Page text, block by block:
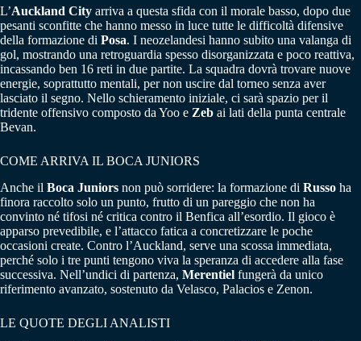
L’Auckland City arriva a questa sfida con il morale basso, dopo due
pesanti sconfitte che hanno messo in luce tutte le difficoltà difensive
della formazione di Posa. I neozelandesi hanno subito una valanga di
gol, mostrando una retroguardia spesso disorganizzata e poco reattiva,
incassando ben 16 reti in due partite. La squadra dovrà trovare nuove
energie, soprattutto mentali, per non uscire dal torneo senza aver
lasciato il segno. Nello schieramento iniziale, ci sarà spazio per il
tridente offensivo composto da Yoo e Zeb ai lati della punta centrale
Bevan.
COME ARRIVA IL BOCA JUNIORS
Anche il Boca Juniors non può sorridere: la formazione di Russo ha
finora raccolto solo un punto, frutto di un pareggio che non ha
convinto né tifosi né critica contro il Benfica all’esordio. Il gioco è
apparso prevedibile, e l’attacco fatica a concretizzare le poche
occasioni create. Contro l’Auckland, serve una scossa immediata,
perché solo i tre punti tengono viva la speranza di accedere alla fase
successiva. Nell’undici di partenza, Merentiel fungerà da unico
riferimento avanzato, sostenuto da Velasco, Palacios e Zenon.
LE QUOTE DEGLI ANALISTI